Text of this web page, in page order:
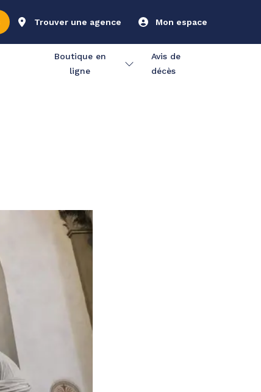
Trouver une agence Mon espace
Boutique en
ligne
Avis de
décès